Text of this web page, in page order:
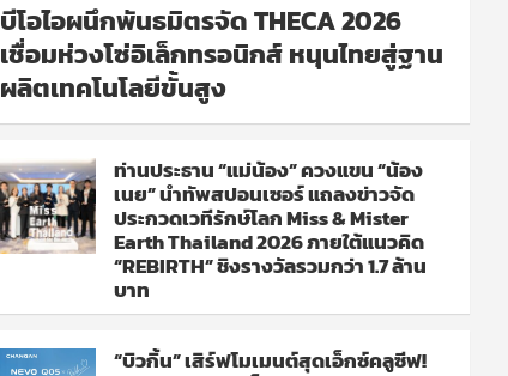
บีโอไอผนึกพันธมิตรจัด THECA 2026
เชื่อมห่วงโซ่อิเล็กทรอนิกส์ หนุนไทยสู่ฐาน
ผลิตเทคโนโลยีขั้นสูง
ท่านประธาน “แม่น้อง” ควงแขน “น้อง
เนย” นำทัพสปอนเซอร์ แถลงข่าวจัด
ประกวดเวทีรักษ์โลก Miss & Mister
Earth Thailand 2026 ภายใต้แนวคิด
“REBIRTH” ชิงรางวัลรวมกว่า 1.7 ล้าน
บาท
“บิวกิ้น” เสิร์ฟโมเมนต์สุดเอ็กซ์คลูซีฟ!